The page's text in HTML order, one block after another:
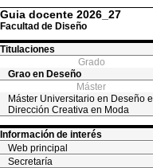
Guia docente 2026_27
Facultad de Diseño
Titulaciones
Grado
Grao en Deseño
Máster
Máster Universitario en Deseño e
Dirección Creativa en Moda
Información de interés
Web principal
Secretaría